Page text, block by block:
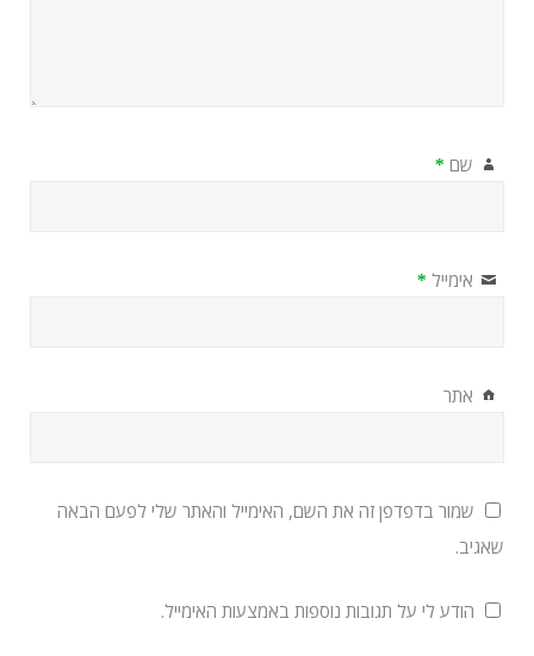
שם *
אימייל *
אתר
שמור בדפדפן זה את השם, האימייל והאתר שלי לפעם הבאה
שאגיב.
הודע לי על תגובות נוספות באמצעות האימייל.